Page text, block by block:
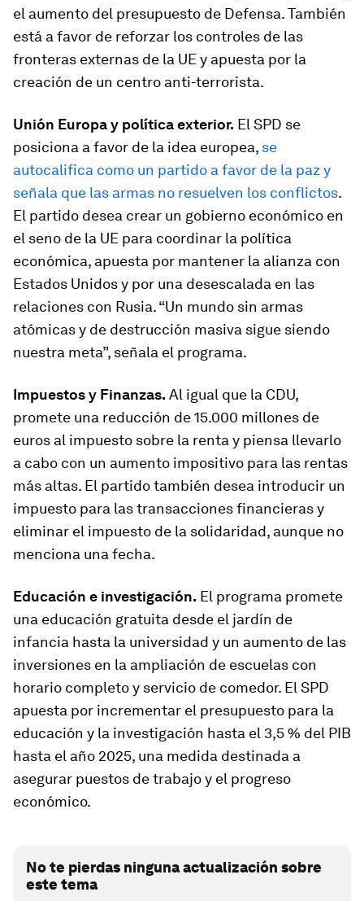
el aumento del presupuesto de Defensa. También
está a favor de reforzar los controles de las
fronteras externas de la UE y apuesta por la
creación de un centro anti-terrorista.
Unión Europa y política exterior. El SPD se
posiciona a favor de la idea europea, se
autocalifica como un partido a favor de la paz y
señala que las armas no resuelven los conflictos.
El partido desea crear un gobierno económico en
el seno de la UE para coordinar la política
económica, apuesta por mantener la alianza con
Estados Unidos y por una desescalada en las
relaciones con Rusia. “Un mundo sin armas
atómicas y de destrucción masiva sigue siendo
nuestra meta”, señala el programa.
Impuestos y Finanzas. Al igual que la CDU,
promete una reducción de 15.000 millones de
euros al impuesto sobre la renta y piensa llevarlo
a cabo con un aumento impositivo para las rentas
más altas. El partido también desea introducir un
impuesto para las transacciones financieras y
eliminar el impuesto de la solidaridad, aunque no
menciona una fecha.
Educación e investigación. El programa promete
una educación gratuita desde el jardín de
infancia hasta la universidad y un aumento de las
inversiones en la ampliación de escuelas con
horario completo y servicio de comedor. El SPD
apuesta por incrementar el presupuesto para la
educación y la investigación hasta el 3,5 % del PIB
hasta el año 2025, una medida destinada a
asegurar puestos de trabajo y el progreso
económico.
No te pierdas ninguna actualización sobre
este tema